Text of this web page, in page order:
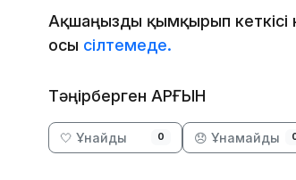
Ақшаңызды қымқырып кеткісі
осы сілтемеде.
Тәңірберген АРҒЫН
🤍 Ұнайды 0 😞 Ұнамайды